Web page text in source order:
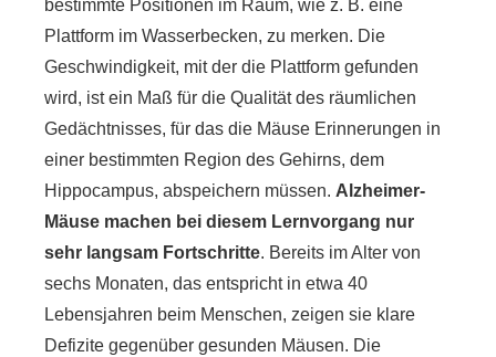
bestimmte Positionen im Raum, wie z. B. eine
Plattform im Wasserbecken, zu merken. Die
Geschwindigkeit, mit der die Plattform gefunden
wird, ist ein Maß für die Qualität des räumlichen
Gedächtnisses, für das die Mäuse Erinnerungen in
einer bestimmten Region des Gehirns, dem
Hippocampus, abspeichern müssen. Alzheimer-
Mäuse machen bei diesem Lernvorgang nur
sehr langsam Fortschritte. Bereits im Alter von
sechs Monaten, das entspricht in etwa 40
Lebensjahren beim Menschen, zeigen sie klare
Defizite gegenüber gesunden Mäusen. Die